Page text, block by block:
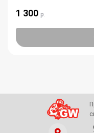
1 300 р.